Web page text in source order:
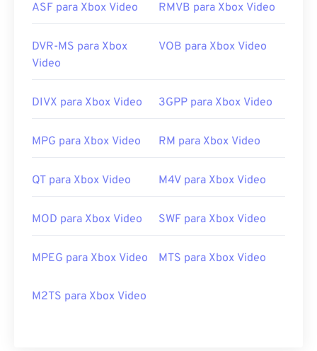
ASF para Xbox Video RMVB para Xbox Video
DVR-MS para Xbox
Video
VOB para Xbox Video
DIVX para Xbox Video 3GPP para Xbox Video
MPG para Xbox Video RM para Xbox Video
QT para Xbox Video M4V para Xbox Video
MOD para Xbox Video SWF para Xbox Video
MPEG para Xbox Video MTS para Xbox Video
M2TS para Xbox Video